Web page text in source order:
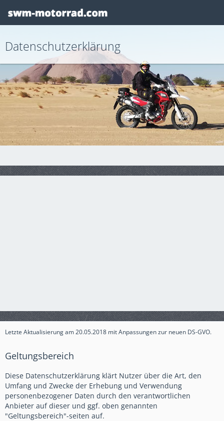
Datenschutzerklärung
Letzte Aktualisierung am 20.05.2018 mit Anpassungen zur neuen DS-GVO.
Geltungsbereich
Diese Datenschutzerklärung klärt Nutzer über die Art, den
Umfang und Zwecke der Erhebung und Verwendung
personenbezogener Daten durch den verantwortlichen
Anbieter auf dieser und ggf. oben genannten
"Geltungsbereich"-seiten auf.